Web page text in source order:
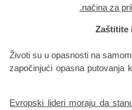
načina za
Životi su u opasnosti na
započinjući opasna putovanja
Evropski lideri moraju da